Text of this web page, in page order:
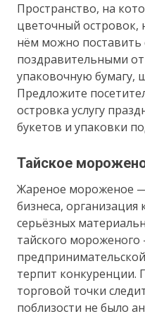
Пространство, на
цветочный островок,
нём можно поставить
поздравительными
упаковочную бумагу,
Предложите
островка услугу
букетов и упаковки
Тайское
Жареное мороженое
бизнеса, организация
серьёзных
тайского
терпит конкуренции.
торговой точки
поблизости не было